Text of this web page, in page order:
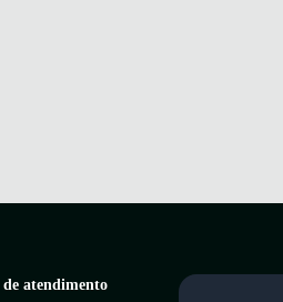
atendimento